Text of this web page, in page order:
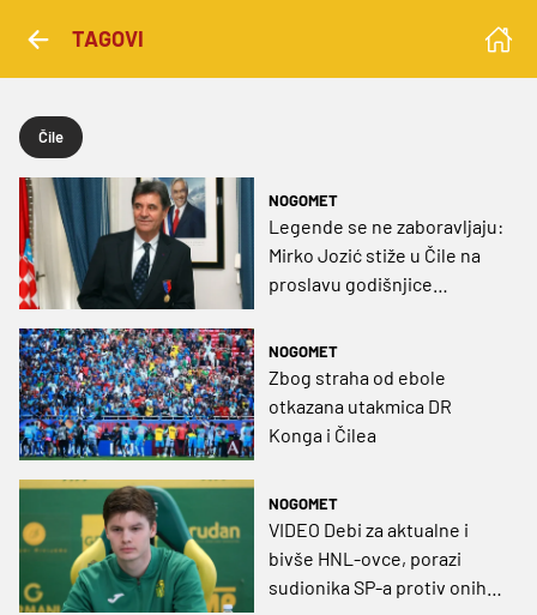
TAGOVI
Čile
NOGOMET
Legende se ne zaboravljaju:
Mirko Jozić stiže u Čile na
proslavu godišnjice
NOGOMET
Zbog straha od ebole
otkazana utakmica DR
Konga i Čilea
NOGOMET
VIDEO Debi za aktualne i
bivše HNL-ovce, porazi
sudionika SP-a protiv onih